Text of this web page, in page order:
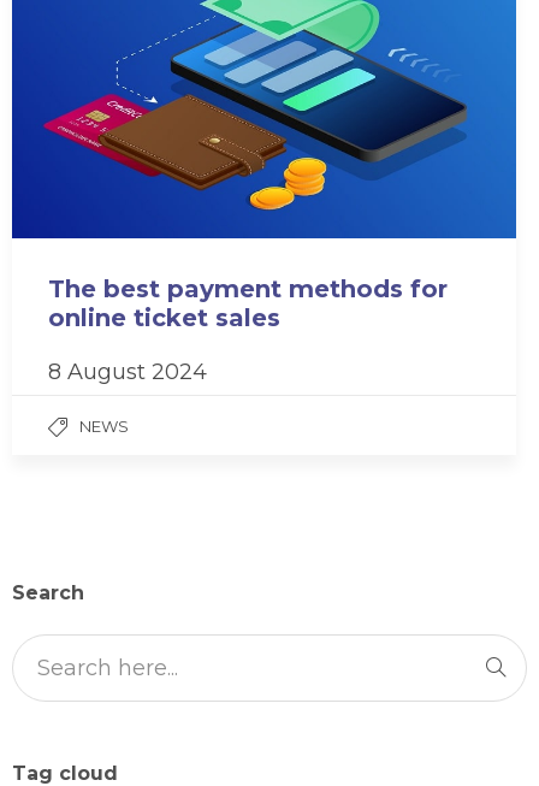
The best payment methods for
online ticket sales
8 August 2024
NEWS
Search
Tag cloud